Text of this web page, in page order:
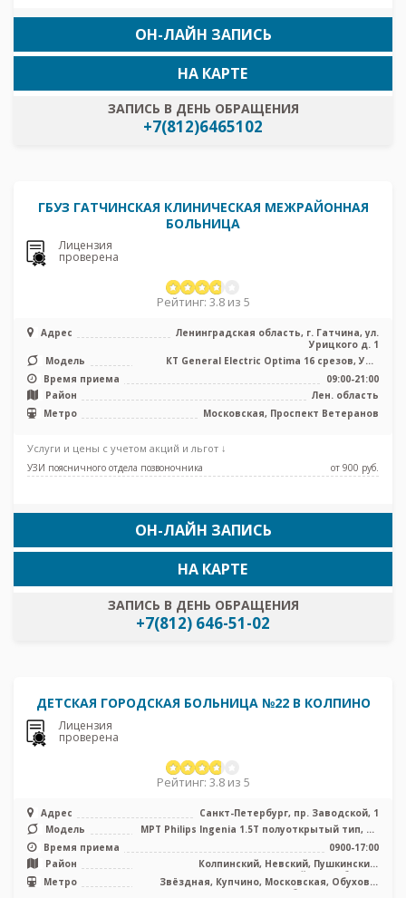
ОН-ЛАЙН ЗАПИСЬ
ЗАПИСЬ В ДЕНЬ ОБРАЩЕНИЯ
+7(812)6465102
НА КАРТЕ
ГБУЗ ГАТЧИНСКАЯ КЛИНИЧЕСКАЯ МЕЖРАЙОННАЯ
БОЛЬНИЦА
Лицензия
проверена
Рейтинг: 3.8 из 5
Адрес
Ленинградская область, г. Гатчина, ул.
Урицкого д. 1
Модель
КТ General Electric Optima 16 срезов, УЗИ
аппарат
Время приема
09:00-21:00
Район
Лен. область
Метро
Московская, Проспект Ветеранов
Услуги и цены с учетом акций и льгот ↓
УЗИ поясничного отдела позвоночника от 900 pуб.
ОН-ЛАЙН ЗАПИСЬ
ЗАПИСЬ В ДЕНЬ ОБРАЩЕНИЯ
+7(812) 646-51-02
НА КАРТЕ
ДЕТСКАЯ ГОРОДСКАЯ БОЛЬНИЦА №22 В КОЛПИНО
Лицензия
проверена
Рейтинг: 3.8 из 5
Адрес
Санкт-Петербург, пр. Заводской, 1
Модель
МРТ Philips Ingenia 1.5T полуоткрытый тип, КТ
Время приема
0900-17:00
Район
Колпинский, Невский, Пушкинский,
Фрунзенский, Лен. область
Метро
Звёздная, Купчино, Московская, Обухово,
Рыбацкое, Шушары